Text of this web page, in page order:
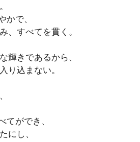
かで、
、すべてを貫く。
輝きであるから、
り込まない。
てができ、
にし、